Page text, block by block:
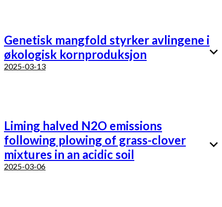
Genetisk mangfold styrker avlingene i
økologisk kornproduksjon
2025-03-13
Liming halved N2O emissions
following plowing of grass-clover
mixtures in an acidic soil
2025-03-06